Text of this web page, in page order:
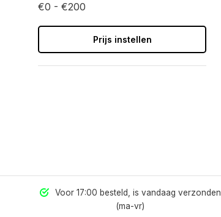
€0 - €200
Prijs instellen
Voor 17:00 besteld, is vandaag verzonden
(ma-vr)